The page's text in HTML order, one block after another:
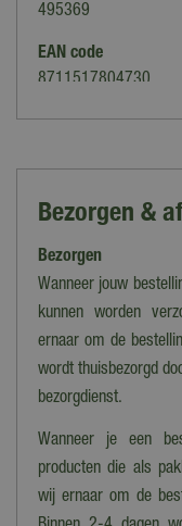
495369
EAN code
8711517804730
Merk
Gebintschroef
Kleur
Zilver
Bezorgen &
Bezorgen
Wanneer jouw
kunnen worden
ernaar om de
wordt thuisbezorgd
bezorgdienst.
Wanneer je een
producten die als
wij ernaar om de